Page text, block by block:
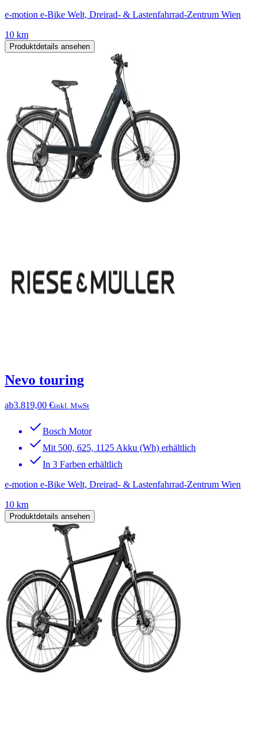
e-motion e-Bike Welt, Dreirad- & Lastenfahrrad-Zentrum Wien
10 km
Produktdetails ansehen
Nevo touring
ab3.819,00 €inkl. MwSt
Bosch Motor
Mit 500, 625, 1125 Akku (Wh) erhältlich
In 3 Farben erhältlich
e-motion e-Bike Welt, Dreirad- & Lastenfahrrad-Zentrum Wien
10 km
Produktdetails ansehen